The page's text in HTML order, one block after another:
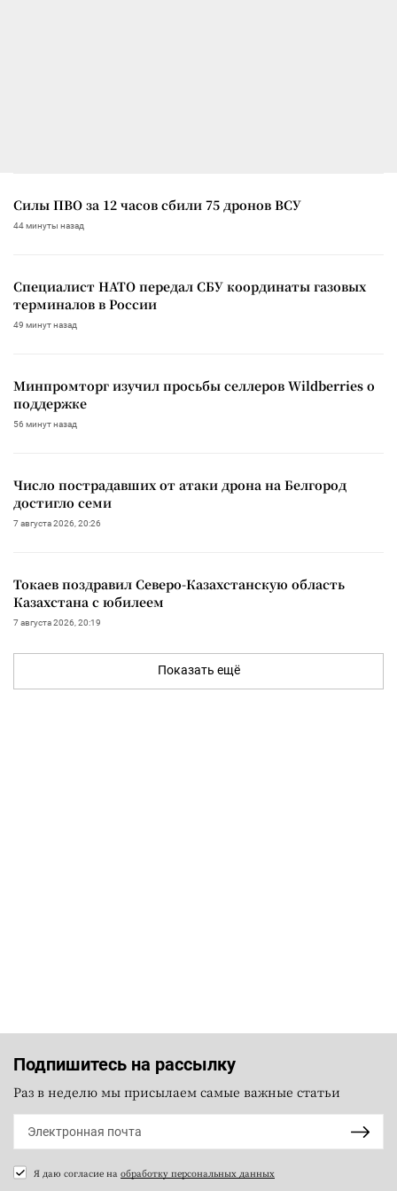
Силы ПВО за 12 часов сбили 75 дронов ВСУ
44 минуты назад
Специалист НАТО передал СБУ координаты газовых
терминалов в России
49 минут назад
Минпромторг изучил просьбы селлеров Wildberries о
поддержке
56 минут назад
Число пострадавших от атаки дрона на Белгород
достигло семи
7 августа 2026, 20:26
Токаев поздравил Северо-Казахстанскую область
Казахстана с юбилеем
7 августа 2026, 20:19
Показать ещё
Подпишитесь на рассылку
Раз в неделю мы присылаем самые важные статьи
Я даю согласие на обработку персональных данных